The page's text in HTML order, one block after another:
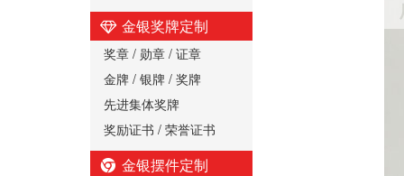
金银奖牌定制
奖章 / 勋章 / 证章
金牌 / 银牌 / 奖牌
先进集体奖牌
奖励证书 / 荣誉证书
金银摆件定制